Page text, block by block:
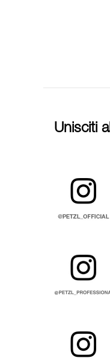
Unisciti